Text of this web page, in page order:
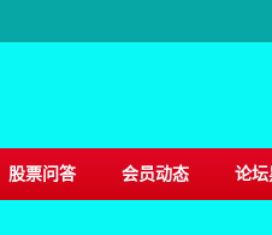
股票问答 会员动态 论坛